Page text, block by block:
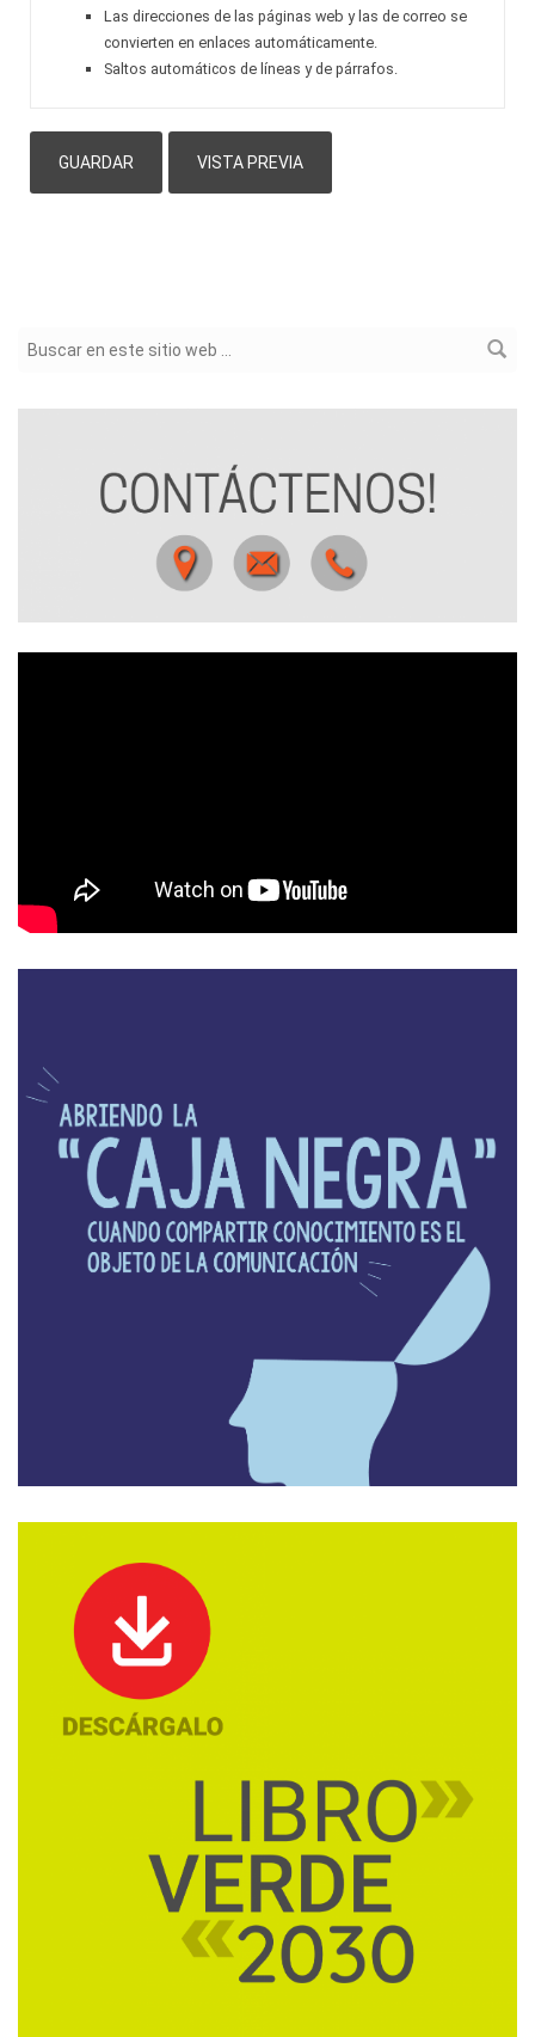
Las direcciones de las páginas web y las de correo se
convierten en enlaces automáticamente.
Saltos automáticos de líneas y de párrafos.
Formulario de búsqueda